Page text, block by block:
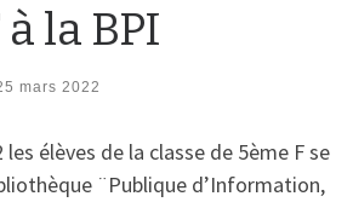
la BPI
mars 2022
élèves de la classe de 5ème F se
¨Publique d’Information,